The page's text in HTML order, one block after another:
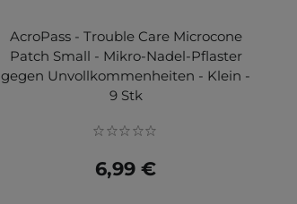
AcroPass - Trouble Care Microcone
Patch Small - Mikro-Nadel-Pflaster
gegen Unvollkommenheiten - Klein -
9 Stk
6,99 €